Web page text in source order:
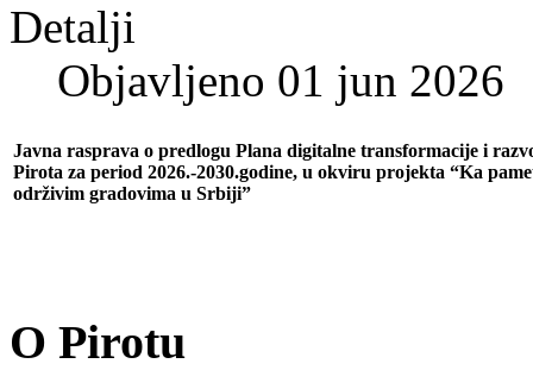
Detalji
Objavljeno 01 jun 2026
Javna rasprava o predlogu Plana digitalne transformacije i
Pirota za period 2026.-2030.godine, u okviru projekta “Ka
održivim gradovima u Srbiji”
O Pirotu